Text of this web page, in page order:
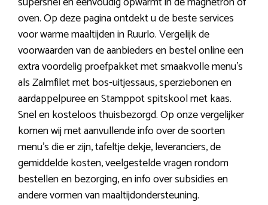
oven. Op deze pagina ontdekt u de beste services
voor warme maaltijden in Ruurlo. Vergelijk de
voorwaarden van de aanbieders en bestel online een
extra voordelig proefpakket met smaakvolle menu’s
als Zalmfilet met bos-uitjessaus, sperziebonen en
aardappelpuree en Stamppot spitskool met kaas.
Snel en kosteloos thuisbezorgd. Op onze vergelijker
komen wij met aanvullende info over de soorten
menu’s die er zijn, tafeltje dekje, leveranciers, de
gemiddelde kosten, veelgestelde vragen rondom
bestellen en bezorging, en info over subsidies en
andere vormen van maaltijdondersteuning.